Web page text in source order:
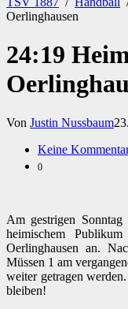
Oerlinghausen
24:19
Von Justin Nussbaum
Keine
0
Am gestrigen
heimischem
Oerlinghausen an.
Müssen 1 am
weiter getragen
bleiben!